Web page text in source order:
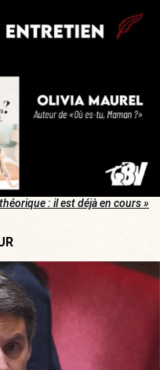
: il est déjà en cours »